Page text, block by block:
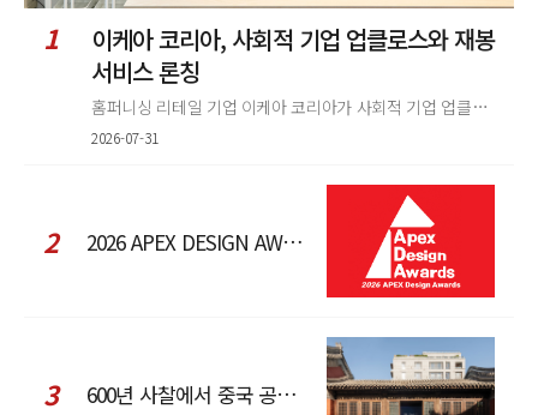
1
이케아 코리아, 사회적 기업 업클로스와 재봉
서비스 론칭
홈퍼니싱 리테일 기업 이케아 코리아가 사회적 기업 업클로스(Upcloth)와 협력해 재봉 서비스를 선보인다. 이번 협업은 이케
2026-07-31
2 2026 APEX DESIGN AWARDS
3 600년 사찰에서 중국 공예와 현대 패션을 직조한 ZARA x Fanglu Lin Pop-Up